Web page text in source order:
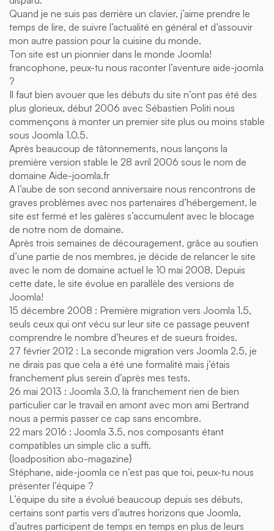
Quand je ne suis pas derrière un clavier, j’aime prendre le
temps de lire, de suivre l’actualité en général et d’assouvir
mon autre passion pour la cuisine du monde.
Ton site est un pionnier dans le monde Joomla!
francophone, peux-tu nous raconter l’aventure aide-joomla
?
Il faut bien avouer que les débuts du site n’ont pas été des
plus glorieux, début 2006 avec Sébastien Politi nous
commençons à monter un premier site plus ou moins stable
sous Joomla 1.0.5.
Après beaucoup de tâtonnements, nous lançons la
première version stable le 28 avril 2006 sous le nom de
domaine Aide-joomla.fr
A l’aube de son second anniversaire nous rencontrons de
graves problèmes avec nos partenaires d’hébergement, le
site est fermé et les galères s’accumulent avec le blocage
de notre nom de domaine.
Après trois semaines de découragement, grâce au soutien
d’une partie de nos membres, je décide de relancer le site
avec le nom de domaine actuel le 10 mai 2008. Depuis
cette date, le site évolue en parallèle des versions de
Joomla!
15 décembre 2008 : Première migration vers Joomla 1.5,
seuls ceux qui ont vécu sur leur site ce passage peuvent
comprendre le nombre d’heures et de sueurs froides.
27 février 2012 : La seconde migration vers Joomla 2.5, je
ne dirais pas que cela a été une formalité mais j’étais
franchement plus serein d’après mes tests.
26 mai 2013 : Joomla 3.0, là franchement rien de bien
particulier car le travail en amont avec mon ami Bertrand
nous a permis passer ce cap sans encombre.
22 mars 2016 : Joomla 3.5, nos composants étant
compatibles un simple clic a suffi.
{loadposition abo-magazine}
Stéphane, aide-joomla ce n’est pas que toi, peux-tu nous
présenter l’équipe ?
L’équipe du site a évolué beaucoup depuis ses débuts,
certains sont partis vers d’autres horizons que Joomla,
d’autres participent de temps en temps en plus de leurs